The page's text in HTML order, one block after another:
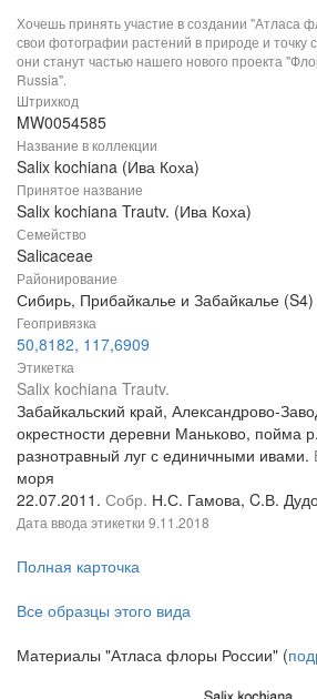
Хочешь принять участие в создании "Атласа
свои фотографии растений в природе и точку
они станут частью нашего нового проекта
Russia".
Штрихкод
MW0054585
Название в коллекции
Salix kochiana (Ива Коха)
Принятое название
Salix kochiana Trautv. (Ива Коха)
Семейство
Salicaceae
Районирование
Сибирь, Прибайкалье и Забайкалье (S4)
Геопривязка
50,8182, 117,6909
Этикетка
Salix kochiana Trautv.
Забайкальский край, Александрово-
окрестности деревни Маньково, пойма
разнотравный луг с единичными ивами.
моря
22.07.2011. Собр. Н.С. Гамова, C.В.
Дата ввода этикетки 9.11.2018
Полная карточка
Все образцы этого вида
Материалы "Атласа флоры России" (